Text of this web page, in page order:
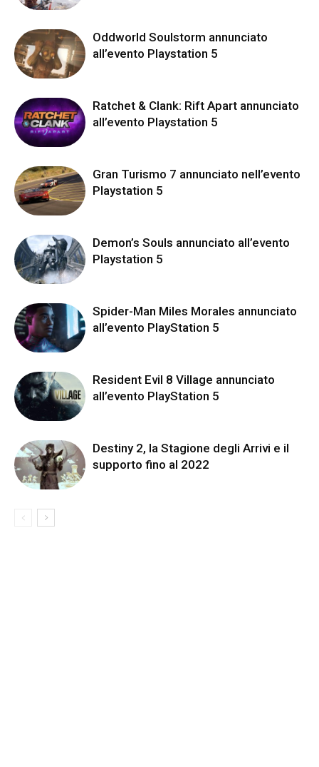
Oddworld Soulstorm annunciato
all’evento Playstation 5
Ratchet & Clank: Rift Apart annunciato
all’evento Playstation 5
Gran Turismo 7 annunciato nell’evento
Playstation 5
Demon’s Souls annunciato all’evento
Playstation 5
Spider-Man Miles Morales annunciato
all’evento PlayStation 5
Resident Evil 8 Village annunciato
all’evento PlayStation 5
Destiny 2, la Stagione degli Arrivi e il
supporto fino al 2022